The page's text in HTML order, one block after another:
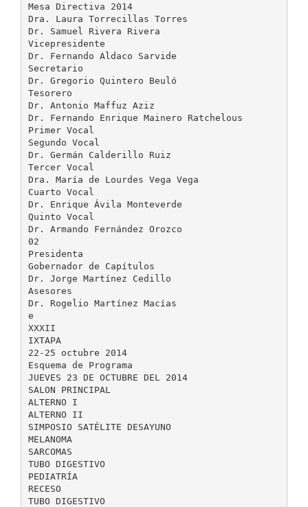
Mesa Directiva 2014
Dra. Laura Torrecillas Torres
Dr. Samuel Rivera Rivera
Vicepresidente
Dr. Fernando Aldaco Sarvide
Secretario
Dr. Gregorio Quintero Beuló
Tesorero
Dr. Antonio Maffuz Aziz
Dr. Fernando Enrique Mainero Ratchelous
Primer Vocal
Segundo Vocal
Dr. Germán Calderillo Ruiz
Tercer Vocal
Dra. María de Lourdes Vega Vega
Cuarto Vocal
Dr. Enrique Ávila Monteverde
Quinto Vocal
Dr. Armando Fernández Orozco
02
Presidenta
Gobernador de Capítulos
Dr. Jorge Martínez Cedillo
Asesores
Dr. Rogelio Martínez Macías
e
XXXII
IXTAPA
22-25 octubre 2014
Esquema de Programa
JUEVES 23 DE OCTUBRE DEL 2014
SALON PRINCIPAL
ALTERNO I
ALTERNO II
SIMPOSIO SATÉLITE DESAYUNO
MELANOMA
SARCOMAS
TUBO DIGESTIVO
PEDIATRÍA
RECESO
TUBO DIGESTIVO